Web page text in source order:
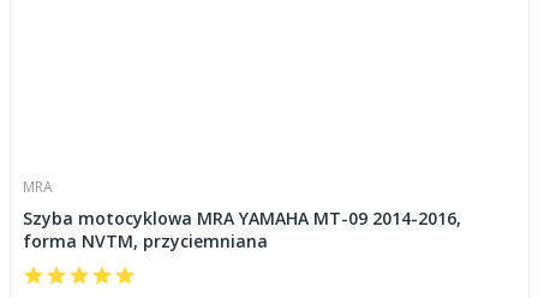
MRA
Szyba motocyklowa MRA YAMAHA MT-09 2014-2016,
forma NVTM, przyciemniana